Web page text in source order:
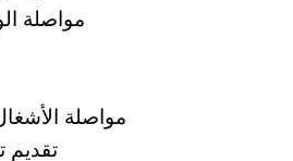
14:00 – 18:00:
09:00 – 12:00:
14:00 –